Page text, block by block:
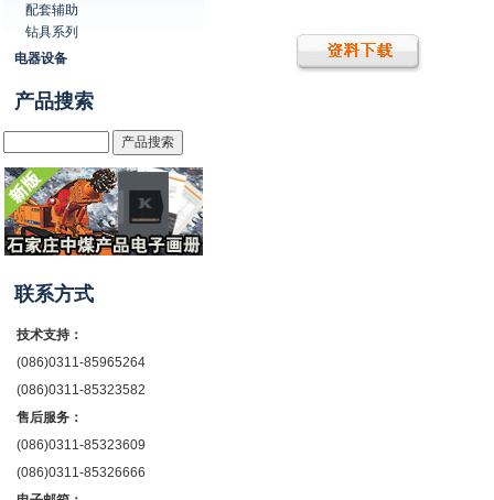
配套辅助
钻具系列
电器设备
产品搜索
联系方式
技术支持：
(086)0311-85965264
(086)0311-85323582
售后服务：
(086)0311-85323609
(086)0311-85326666